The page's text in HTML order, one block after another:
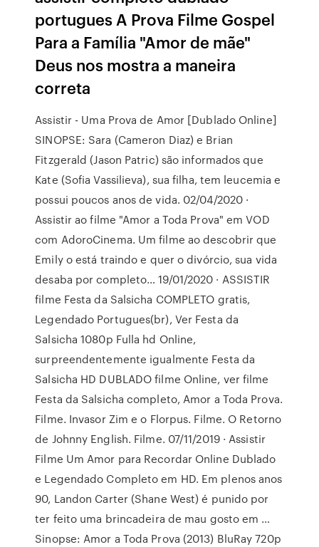
portugues A Prova Filme Gospel
Para a Família "Amor de mãe"
Deus nos mostra a maneira
correta
Assistir - Uma Prova de Amor [Dublado Online]
SINOPSE: Sara (Cameron Diaz) e Brian
Fitzgerald (Jason Patric) são informados que
Kate (Sofia Vassilieva), sua filha, tem leucemia e
possui poucos anos de vida. 02/04/2020 ·
Assistir ao filme "Amor a Toda Prova" em VOD
com AdoroCinema. Um filme ao descobrir que
Emily o está traindo e quer o divórcio, sua vida
desaba por completo… 19/01/2020 · ASSISTIR
filme Festa da Salsicha COMPLETO gratis,
Legendado Portugues(br), Ver Festa da
Salsicha 1080p Fulla hd Online,
surpreendentemente igualmente Festa da
Salsicha HD DUBLADO filme Online, ver filme
Festa da Salsicha completo, Amor a Toda Prova.
Filme. Invasor Zim e o Florpus. Filme. O Retorno
de Johnny English. Filme. 07/11/2019 · Assistir
Filme Um Amor para Recordar Online Dublado
e Legendado Completo em HD. Em plenos anos
90, Landon Carter (Shane West) é punido por
ter feito uma brincadeira de mau gosto em …
Sinopse: Amor a Toda Prova (2013) BluRay 720p